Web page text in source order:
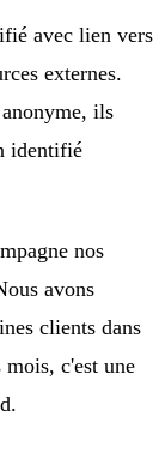
avec lien vers
externes.
ils
identifié
nos
avons
clients dans
c'est une